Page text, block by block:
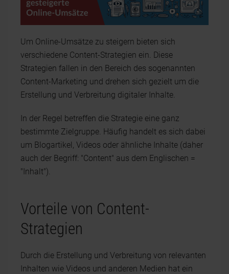
Um Online-Umsätze zu steigern bieten sich
verschiedene Content-Strategien ein. Diese
Strategien fallen in den Bereich des sogenannten
Content-Marketing und drehen sich gezielt um die
Erstellung und Verbreitung digitaler Inhalte.
In der Regel betreffen die Strategie eine ganz
bestimmte Zielgruppe. Häufig handelt es sich dabei
um Blogartikel, Videos oder ähnliche Inhalte (daher
auch der Begriff: "Content" aus dem Englischen =
"Inhalt").
Vorteile von Content-
Strategien
Durch die Erstellung und Verbreitung von relevanten
Inhalten wie Videos und anderen Medien hat ein